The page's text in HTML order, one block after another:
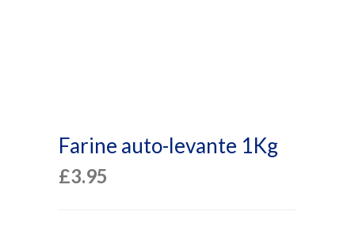
Farine auto-levante 1Kg
£3.95